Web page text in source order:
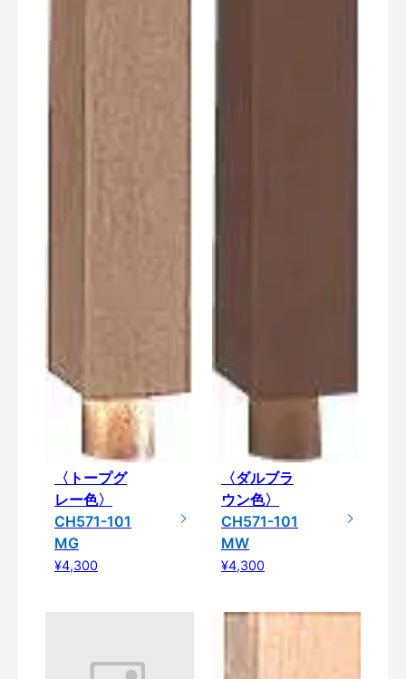
〈トープグ
レー色〉
CH571-101
MG
¥4,300
〈ダルブラ
ウン色〉
CH571-101
MW
¥4,300